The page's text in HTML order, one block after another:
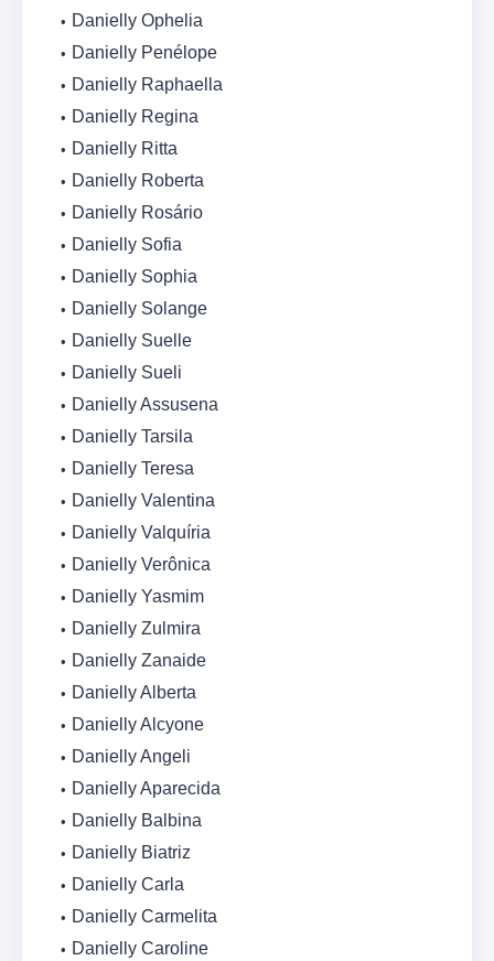
Danielly Ophelia
Danielly Penélope
Danielly Raphaella
Danielly Regina
Danielly Ritta
Danielly Roberta
Danielly Rosário
Danielly Sofia
Danielly Sophia
Danielly Solange
Danielly Suelle
Danielly Sueli
Danielly Assusena
Danielly Tarsila
Danielly Teresa
Danielly Valentina
Danielly Valquíria
Danielly Verônica
Danielly Yasmim
Danielly Zulmira
Danielly Zanaide
Danielly Alberta
Danielly Alcyone
Danielly Angeli
Danielly Aparecida
Danielly Balbina
Danielly Biatriz
Danielly Carla
Danielly Carmelita
Danielly Caroline